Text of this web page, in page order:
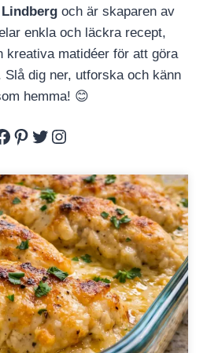
och är skaparen av
enkla och läckra recept,
kreativa matidéer för att göra
dig ner, utforska och känn
hemma! 😊
Pinterest
Twitter
Instagram